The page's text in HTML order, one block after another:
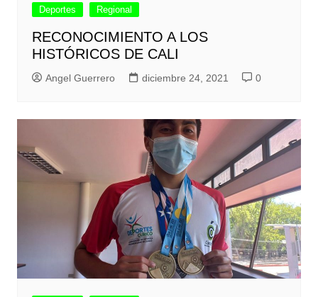
Deportes Regional
RECONOCIMIENTO A LOS
HISTÓRICOS DE CALI
Angel Guerrero diciembre 24, 2021 0